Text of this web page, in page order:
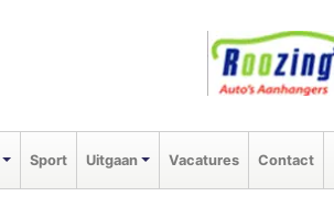
Sport Uitgaan Vacatures Contact